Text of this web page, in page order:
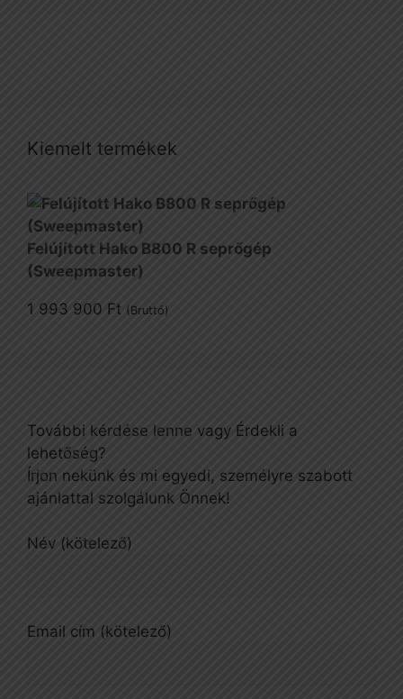
Kiemelt termékek
Felújított Hako B800 R seprőgép
(Sweepmaster)
1 993 900 Ft (Bruttó)
További kérdése lenne vagy Érdekli a
lehetőség?
Írjon nekünk és mi egyedi, személyre szabott
ajánlattal szolgálunk Önnek!
Név (kötelező)
Email cím (kötelező)